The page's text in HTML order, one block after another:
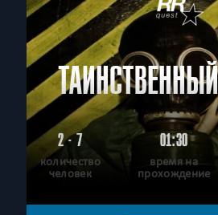
2 - 7
количество
человек
01:30
время на
прохождение